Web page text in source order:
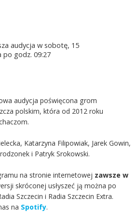
audycja w sobotę, 15
po godz. 09:27
audycja poświęcona grom
polskim, która od 2012 roku
Katarzyna Filipowiak, Jarek Gowin,
i Patryk Srokowski.
na stronie internetowej zawsze w
skróconej usłyszeć ją można po
Szczecin i Radia Szczecin Extra.
na Spotify.